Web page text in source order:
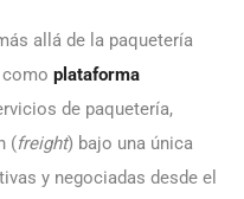
allá de la paquetería
plataforma
de paquetería,
(freight) bajo una única
y negociadas desde el